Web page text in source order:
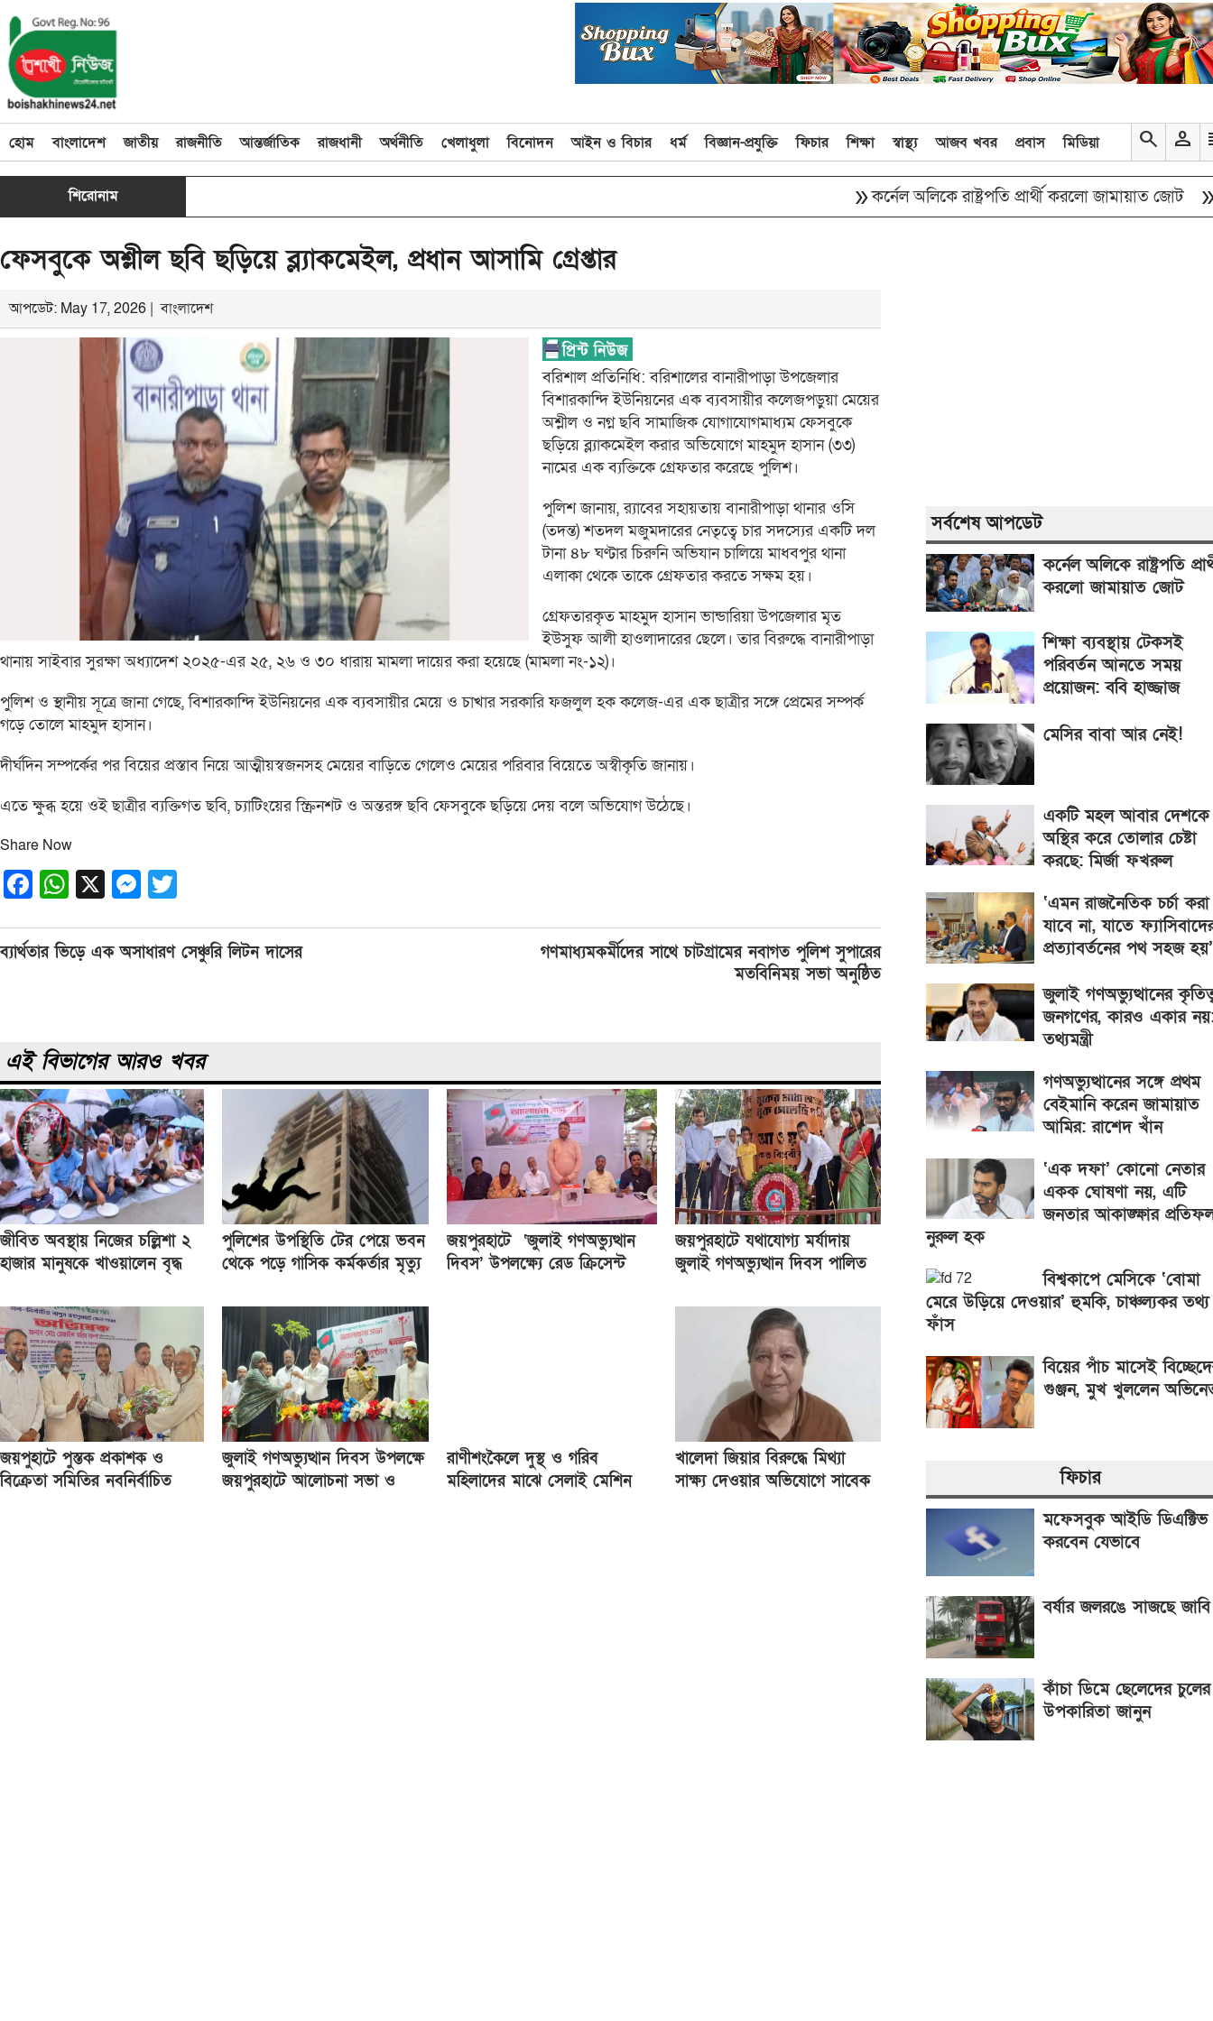
হোম বাংলাদেশ জাতীয় রাজনীতি আন্তর্জাতিক রাজধানী অর্থনীতি খেলাধুলা বিনোদন আইন ও বিচার ধর্ম বিজ্ঞান-প্রযুক্তি ফিচার শিক্ষা স্বাস্থ্য আজব খবর প্রবাস মিডিয়া search person
শিরোনাম কর্নেল অলিকে রাষ্ট্রপতি প্রার্থী করলো জামায়াত জোট double_arrow
ফেসবুকে অশ্লীল ছবি ছড়িয়ে ব্ল্যাকমেইল, প্রধান আসামি গ্রেপ্তার
আপডেট: May 17, 2026 | বাংলাদেশ
বরিশাল প্রতিনিধি: বরিশালের বানারীপাড়া উপজেলার
বিশারকান্দি ইউনিয়নের এক ব্যবসায়ীর কলেজপড়ুয়া মেয়ের
অশ্লীল ও নগ্ন ছবি সামাজিক যোগাযোগমাধ্যম ফেসবুকে
ছড়িয়ে ব্ল্যাকমেইল করার অভিযোগে মাহমুদ হাসান (৩৩)
নামের এক ব্যক্তিকে গ্রেফতার করেছে পুলিশ।
পুলিশ জানায়, র‍্যাবের সহায়তায় বানারীপাড়া থানার ওসি
(তদন্ত) শতদল মজুমদারের নেতৃত্বে চার সদস্যের একটি দল
টানা ৪৮ ঘণ্টার চিরুনি অভিযান চালিয়ে মাধবপুর থানা
এলাকা থেকে তাকে গ্রেফতার করতে সক্ষম হয়।
গ্রেফতারকৃত মাহমুদ হাসান ভান্ডারিয়া উপজেলার মৃত
ইউসুফ আলী হাওলাদারের ছেলে। তার বিরুদ্ধে বানারীপাড়া
থানায় সাইবার সুরক্ষা অধ্যাদেশ ২০২৫-এর ২৫, ২৬ ও ৩০ ধারায় মামলা দায়ের করা হয়েছে (মামলা নং-১২)।
পুলিশ ও স্থানীয় সূত্রে জানা গেছে, বিশারকান্দি ইউনিয়নের এক ব্যবসায়ীর মেয়ে ও চাখার সরকারি ফজলুল হক কলেজ-এর এক ছাত্রীর সঙ্গে প্রেমের সম্পর্ক
গড়ে তোলে মাহমুদ হাসান।
দীর্ঘদিন সম্পর্কের পর বিয়ের প্রস্তাব নিয়ে আত্মীয়স্বজনসহ মেয়ের বাড়িতে গেলেও মেয়ের পরিবার বিয়েতে অস্বীকৃতি জানায়।
এতে ক্ষুব্ধ হয়ে ওই ছাত্রীর ব্যক্তিগত ছবি, চ্যাটিংয়ের স্ক্রিনশট ও অন্তরঙ্গ ছবি ফেসবুকে ছড়িয়ে দেয় বলে অভিযোগ উঠেছে।
Share Now
Facebook
WhatsApp
X Messenger
Post
navigation
ব্যার্থতার ভিড়ে এক অসাধারণ সেঞ্চুরি লিটন দাসের
গণমাধ্যমকর্মীদের সাথে চাটগ্রামের নবাগত পুলিশ সুপারের
মতবিনিময় সভা অনুষ্ঠিত
এই বিভাগের আরও খবর
জীবিত অবস্থায় নিজের চল্লিশা ২
হাজার মানুষকে খাওয়ালেন বৃদ্ধ
পুলিশের উপস্থিতি টের পেয়ে ভবন
থেকে পড়ে গাসিক কর্মকর্তার মৃত্যু
জয়পুরহাটে ‘জুলাই গণঅভ্যুত্থান
দিবস’ উপলক্ষ্যে রেড ক্রিসেন্ট
জয়পুরহাটে যথাযোগ্য মর্যাদায়
জুলাই গণঅভ্যুত্থান দিবস পালিত
জয়পুহাটে পুস্তক প্রকাশক ও
বিক্রেতা সমিতির নবনির্বাচিত
জুলাই গণঅভ্যুত্থান দিবস উপলক্ষে
জয়পুরহাটে আলোচনা সভা ও
রাণীশংকৈলে দুস্থ ও গরিব
মহিলাদের মাঝে সেলাই মেশিন
খালেদা জিয়ার বিরুদ্ধে মিথ্যা
সাক্ষ্য দেওয়ার অভিযোগে সাবেক
সর্বশেষ আপডেট
কর্নেল অলিকে রাষ্ট্রপতি
করলো জামায়াত জোট
শিক্ষা ব্যবস্থায় টেকসই
পরিবর্তন আনতে সময়
প্রয়োজন: ববি হাজ্জাজ
মেসির বাবা আর নেই!
একটি মহল আবার দেশকে
অস্থির করে তোলার চেষ্টা
করছে: মির্জা ফখরুল
‘এমন রাজনৈতিক চর্চা করা
যাবে না, যাতে
প্রত্যাবর্তনের পথ সহজ হয়’
জুলাই গণঅভ্যুত্থানের
জনগণের, কারও একার
তথ্যমন্ত্রী
গণঅভ্যুত্থানের সঙ্গে প্রথম
বেইমানি করেন জামায়াত
আমির: রাশেদ খাঁন
‘এক দফা’ কোনো নেতার
একক ঘোষণা নয়, এটি
জনতার আকাঙ্ক্ষার
নুরুল হক
বিশ্বকাপে মেসিকে ‘বোমা
মেরে উড়িয়ে দেওয়ার’ হুমকি, চাঞ্চল্যকর তথ্য
ফাঁস
বিয়ের পাঁচ মাসেই
গুঞ্জন, মুখ খুললেন
ফিচার
মফেসবুক আইডি ডিএক্টিভ
করবেন যেভাবে
বর্ষার জলরঙে সাজছে জাবি
কাঁচা ডিমে ছেলেদের চুলের
উপকারিতা জানুন